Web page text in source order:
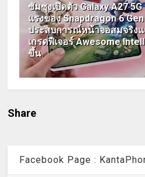
ซัมซุงเปิดตัว Galaxy A27
แรงของ Snapdragon 6
ประสบการณ์หน้าจอสมจริง
เกรดฟีเจอร์ Awesome
ขึ้น
Share
Facebook Page :